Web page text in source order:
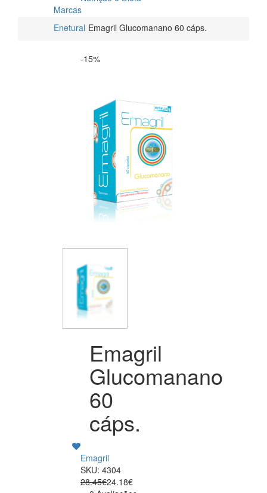
Marcas
Enetural Emagril Glucomanano 60 cáps.
-15%
Emagril
Glucomanano
60
cáps.
Emagril
SKU: 4304
28.45€24.18€